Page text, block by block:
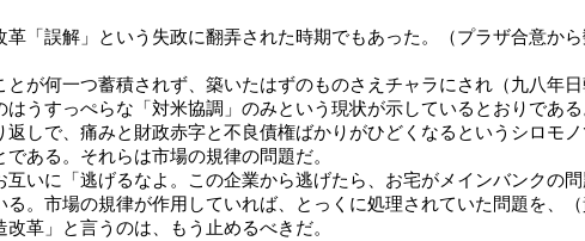
「誤解」という失政に翻弄された時期でもあった。（プラザ合意か
が何一つ蓄積されず、築いたはずのものさえチャラにされ（九八年
うすっぺらな「対米協調」のみという現状が示しているとおりである
しで、痛みと財政赤字と不良債権ばかりがひどくなるというシロモ
ある。それらは市場の規律の問題だ。
いに「逃げるなよ。この企業から逃げたら、お宅がメインバンクの
。市場の規律が作用していれば、とっくに処理されていた問題を、
改革」と言うのは、もう止めるべきだ。